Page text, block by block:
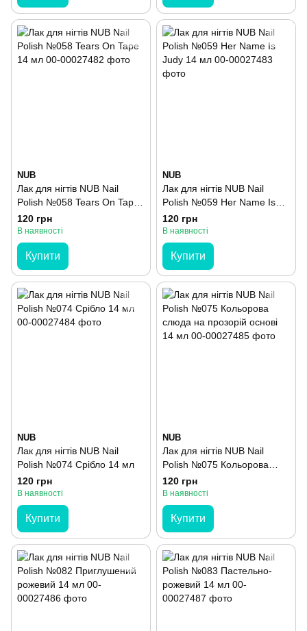
NUB
Лак для нігтів NUB Nail
Polish №058 Tears On Tape
14 мл
120 грн
В наявності
Купити
NUB
Лак для нігтів NUB Nail
Polish №059 Her Name Is
Judy 14 мл
120 грн
В наявності
Купити
NUB
Лак для нігтів NUB Nail
Polish №074 Срібло 14 мл
120 грн
В наявності
Купити
NUB
Лак для нігтів NUB Nail
Polish №075 Кольорова
слюда на прозорій основі
14 мл
120 грн
В наявності
Купити